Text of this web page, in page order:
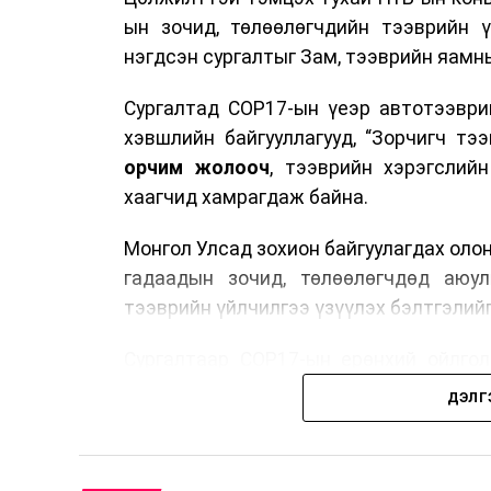
ын зочид, төлөөлөгчдийн тээврийн
нэгдсэн сургалтыг Зам, тээврийн
Сургалтад COP17-ын үеэр
хэвшлийн байгууллагууд, “Зорчигч
орчим жолооч, тээврийн
хаагчид хамрагдаж байна.
Монгол Улсад зохион байгуулагдах
гадаадын зочид, төлөөлөгчдөд
тээврийн үйлчилгээ үзүүлэх
зочид, төлөөлөгчдийн ангилал,
хариуцлага, сахилга бат,